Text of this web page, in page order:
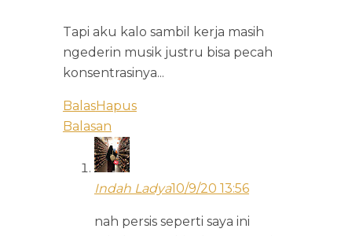
Tapi aku kalo sambil kerja masih
ngederin musik justru bisa pecah
konsentrasinya...
BalasHapus
Balasan
Indah Ladya10/9/20 13:56
nah persis seperti saya ini